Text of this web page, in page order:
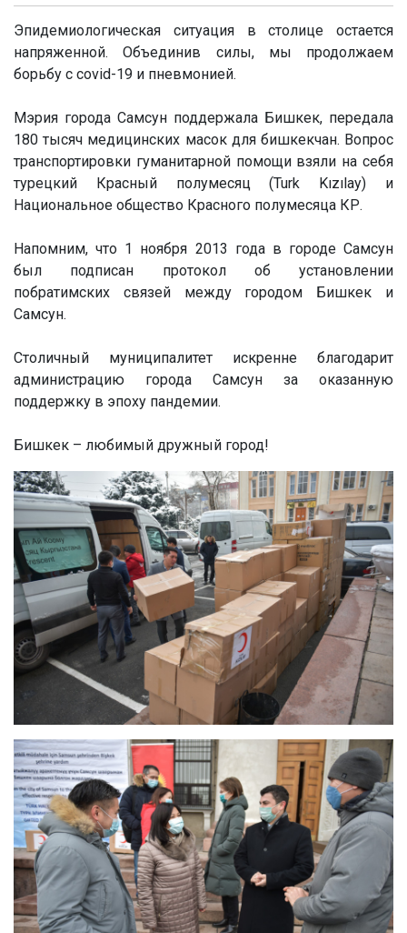
Эпидемиологическая ситуация в столице остается
напряженной. Объединив силы, мы продолжаем
борьбу с covid-19 и пневмонией.
Мэрия города Самсун поддержала Бишкек, передала
180 тысяч медицинских масок для бишкекчан. Вопрос
транспортировки гуманитарной помощи взяли на себя
турецкий Красный полумесяц (Turk Kızılay) и
Национальное общество Красного полумесяца КР.
Напомним, что 1 ноября 2013 года в городе Самсун
был подписан протокол об установлении
побратимских связей между городом Бишкек и
Самсун.
Столичный муниципалитет искренне благодарит
администрацию города Самсун за оказанную
поддержку в эпоху пандемии.
Бишкек – любимый дружный город!